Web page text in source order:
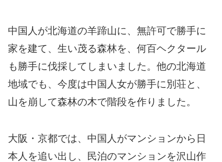
中国人が北海道の羊蹄山に、無許可で勝手に
家を建て、生い茂る森林を、何百ヘクタール
も勝手に伐採してしまいました。他の北海道
地域でも、今度は中国人女が勝手に別荘と、
山を崩して森林の木で階段を作りました。
大阪・京都では、中国人がマンションから日
本人を追い出し、民泊のマンションを沢山作